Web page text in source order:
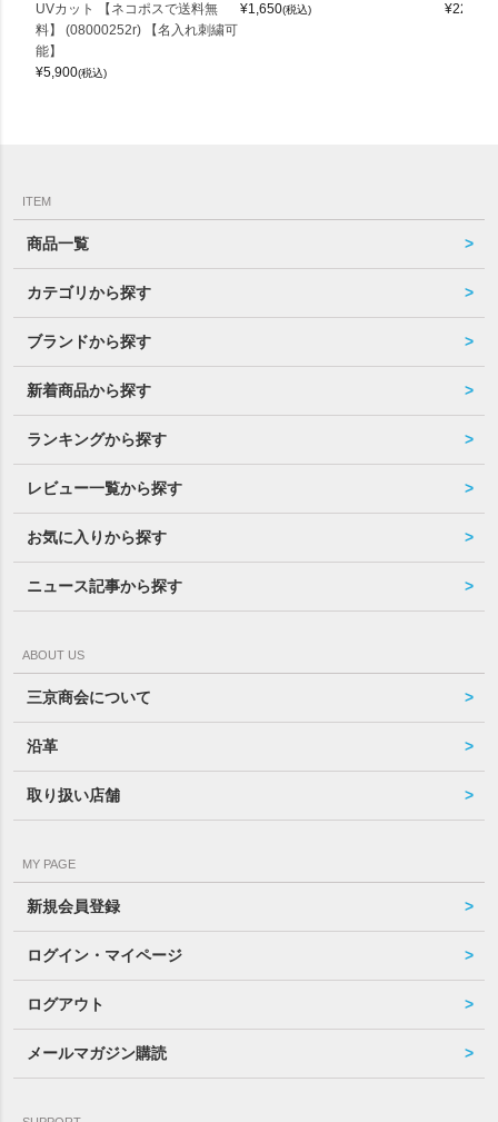
UVカット 【ネコポスで送料無
料】 (08000252r) 【名入れ刺繍可
能】
¥5,900(税込)
¥1,650(税込)
¥22,000
ITEM
商品一覧
カテゴリから探す
ブランドから探す
新着商品から探す
ランキングから探す
レビュー一覧から探す
お気に入りから探す
ニュース記事から探す
ABOUT US
三京商会について
沿革
取り扱い店舗
MY PAGE
新規会員登録
ログイン・マイページ
ログアウト
メールマガジン購読